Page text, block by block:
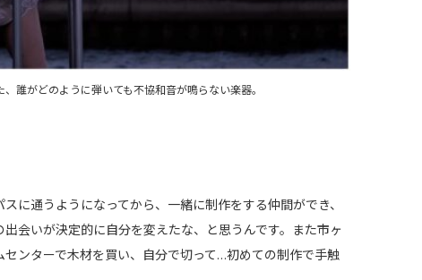
誰がどのように弾いても不協和音が鳴らない楽器。
に通うようになってから、一緒に制作をする仲間ができ、
会いが決定的に自分を変えたな、と思うんです。また市ヶ
ンターで木材を買い、自分で切って…初めての制作で手触